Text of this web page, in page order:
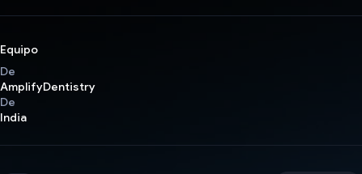
Equipo
De
AmplifyDentistry
De
India